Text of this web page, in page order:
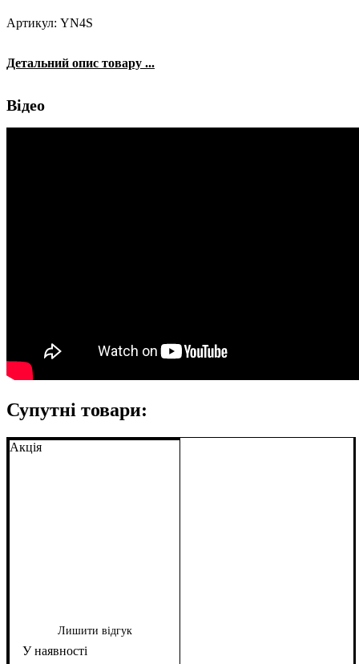
Артикул: YN4S
Детальний опис товару ...
Відео
Супутні товари:
Акція
Лишити відгук